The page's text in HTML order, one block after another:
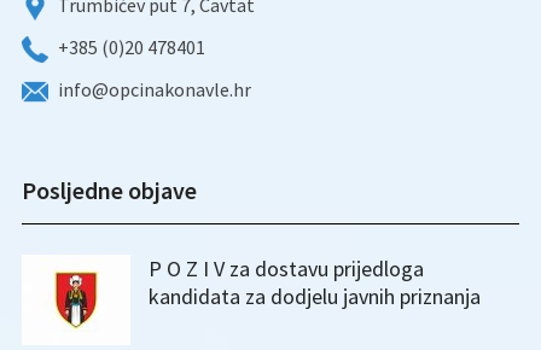
Trumbićev put 7, Cavtat
+385 (0)20 478401
info@opcinakonavle.hr
Posljedne objave
P O Z I V za dostavu prijedloga
kandidata za dodjelu javnih priznanja